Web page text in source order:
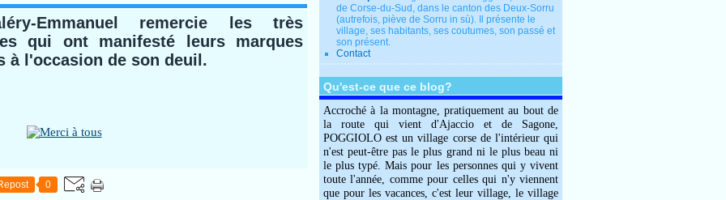
Emmanuel remercie les très
qui ont manifesté leurs marques
à l'occasion de son deuil.
0
de Corse-du-Sud, dans le canton des Deux-Sorru
(autrefois, piève de Sorru in sù). Il présente le
village, ses habitants, ses coutumes, son passé et
son présent.
Contact
Qu'est-ce que ce blog?
Accroché à la montagne, pratiquement au bout de
la route qui vient d'Ajaccio et de Sagone,
POGGIOLO est un village corse de l'intérieur qui
n'est peut-être pas le plus grand ni le plus beau ni
le plus typé. Mais pour les personnes qui y vivent
toute l'année, comme pour celles qui n'y viennent
que pour les vacances, c'est leur village, le village